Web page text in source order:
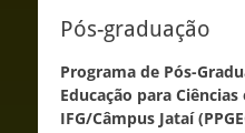
Pós-graduação
Programa de Pós-
Educação para
IFG/Câmpus Jataí